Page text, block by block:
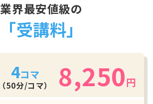
業界最安値級の
「受講料」
4コマ
（50分/コマ） 8,250円